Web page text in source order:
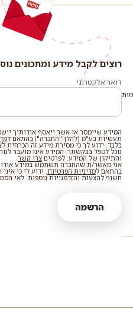
רוצים לקבל מידע ומתכונים
דואר אלקטרוני
המידע שיימסר או אשר ייאסף אודותיך
תעשיות בע"מ (להלן:"החברה") בהתאם ל
בלבד. ידוע לך כי מסירת מידע זה הכרחית
נוכל לטפל בבקשתך. המידע אינו מועבר
והתיקון של המידע. לפרטים צרו קשר
אני מאשר/ת שהחברה תשתמש במידע
בהתאם למדיניות הפרטיות . ידוע לי כי
חשוף להצעות והזדמנויות נוספות. לאי
הרשמה